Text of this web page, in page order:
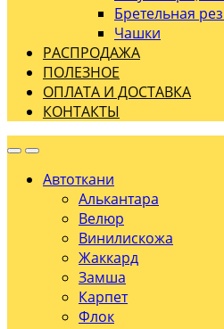
Бретельная
Чашки
РАСПРОДАЖА
ПОЛЕЗНОЕ
ОПЛАТА И ДОСТАВКА
КОНТАКТЫ
Автоткани
Алькантара
Велюр
Винилискожа
Жаккард
Замша
Карпет
Флок